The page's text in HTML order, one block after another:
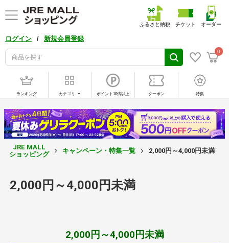
ログイン / 新規会員登録
0
ふるさと納税 チケット オーダー
ランキング カテゴリ ポイント10倍以上 クーポン 特集
JRE MALL
ショッピング
キャンペーン・特集一覧 2,000円～4,000円未満
2,000円～4,000円未満
2,000円～4,000円未満